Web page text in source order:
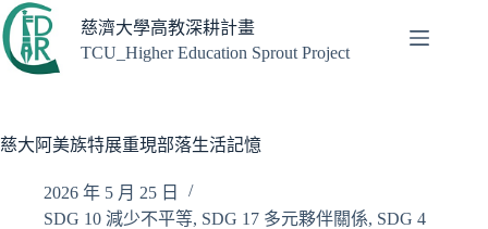
跳
至
主
容
慈濟大學高教深耕計畫
TCU_Higher Education Sprout Project
慈大阿美族特展重現部落生活記憶
2026 年 5 月 25 日
SDG 10 減少不平等, SDG 17 多元夥伴關係, SDG 4